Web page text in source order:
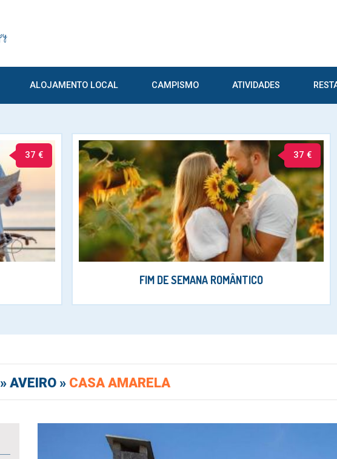
ALOJAMENTO LOCAL CAMPISMO ATIVIDADES
37 € 37 €
FIM DE SEMANA ROMÂNTICO
» AVEIRO » CASA AMARELA